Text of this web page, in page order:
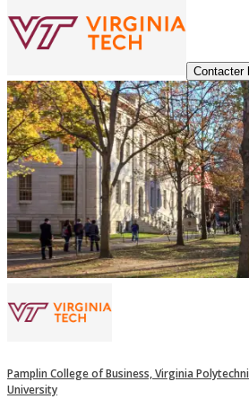
Contacter
Pamplin College of Business, Virginia
University